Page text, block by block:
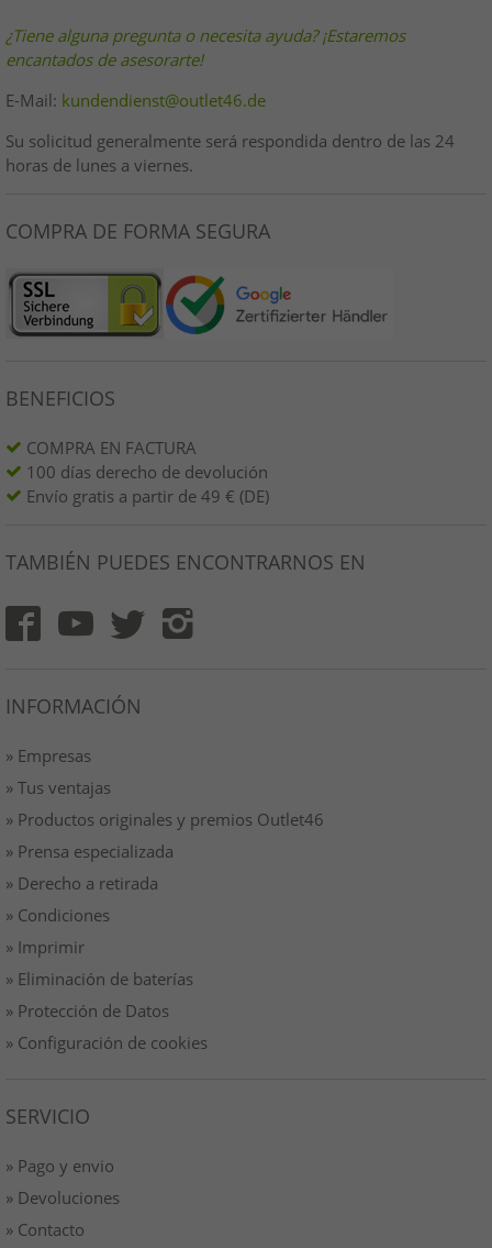
¿Tiene alguna pregunta o necesita ayuda? ¡Estaremos
encantados de asesorarte!
E-Mail: kundendienst@outlet46.de
Su solicitud generalmente será respondida dentro de las 24
horas de lunes a viernes.
COMPRA DE FORMA SEGURA
BENEFICIOS
COMPRA EN FACTURA
100 días derecho de devolución
Envío gratis a partir de 49 € (DE)
TAMBIÉN PUEDES ENCONTRARNOS EN
INFORMACIÓN
» Empresas
» Tus ventajas
» Productos originales y premios Outlet46
» Prensa especializada
» Derecho a retirada
» Condiciones
» Imprimir
» Eliminación de baterías
» Protección de Datos
» Configuración de cookies
SERVICIO
» Pago y envio
» Devoluciones
» Contacto